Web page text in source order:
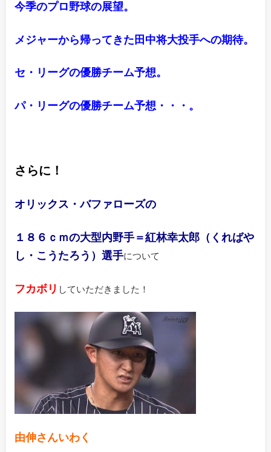
今季のプロ野球の展望。
メジャーから帰ってきた田中将大投手への期待。
セ・リーグの優勝チーム予想。
パ・リーグの優勝チーム予想・・・。
さらに！
オリックス・バファローズの
１８６ｃｍの大型内野手＝紅林幸太郎（くればや
し・こうたろう）選手について
フカボリ していただきました！
由伸さんいわく